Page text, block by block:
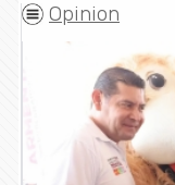
Opinion